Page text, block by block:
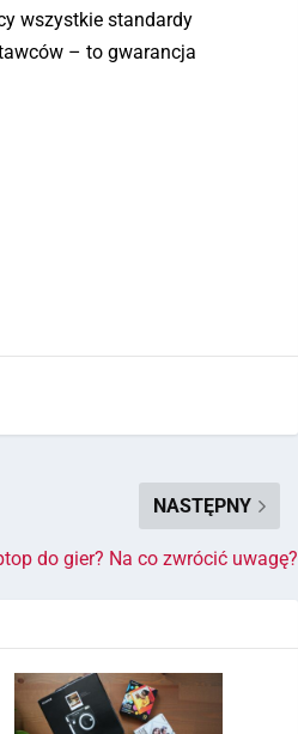
wszystkie standardy
– to gwarancja
NASTĘPNY
do gier? Na co zwrócić uwagę?